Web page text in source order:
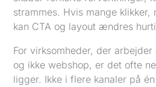
strammes. Hvis mange klikker,
kan CTA og layout ændres
For virksomheder, der
og ikke webshop, er det ofte
ligger. Ikke i flere kanaler på